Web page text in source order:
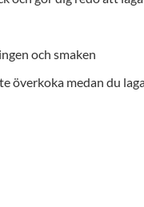
och smaken
överkoka medan du